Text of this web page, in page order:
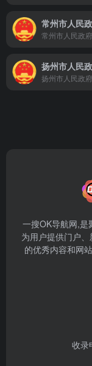
扬州市人民政
一搜OK导航网,是
为用户提供门户
的优秀内容和网
收录